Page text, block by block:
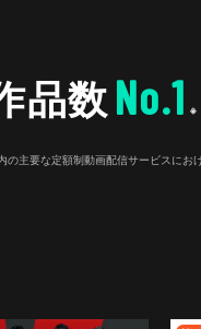
品数No.1 ※
主要な定額制動画配信サービスにお